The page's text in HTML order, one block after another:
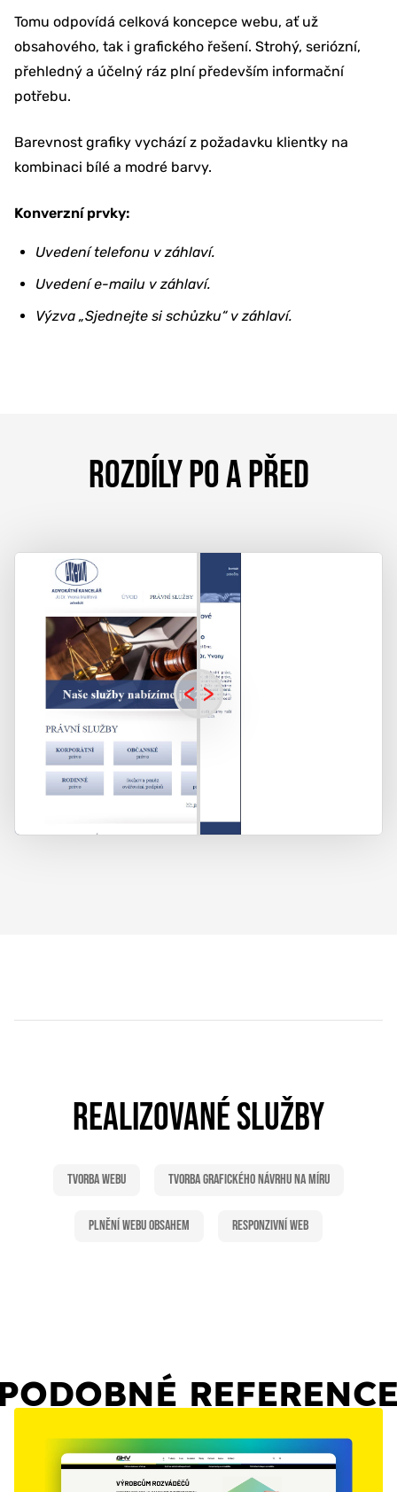
Tomu odpovídá celková koncepce webu, ať už
obsahového, tak i grafického řešení. Strohý, seriózní,
přehledný a účelný ráz plní především informační
potřebu.
Barevnost grafiky vychází z požadavku klientky na
kombinaci bílé a modré barvy.
Konverzní prvky:
Uvedení telefonu v záhlaví.
Uvedení e-mailu v záhlaví.
Výzva „Sjednejte si schůzku“ v záhlaví.
ROZDÍLY PO A PŘED
REALIZOVANÉ SLUŽBY
Tvorba webu Tvorba grafického návrhu na míru
Plnění webu obsahem Responzivní web